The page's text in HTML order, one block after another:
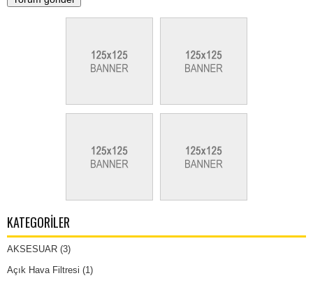
KATEGORILER
AKSESUAR (3)
Açık Hava Filtresi (1)